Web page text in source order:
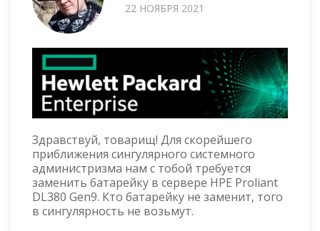
22 НОЯБРЯ 2021
Здравствуй, товарищ! Для скорейшего
приближения сингулярного системного
администризма нам с тобой требуется
заменить батарейку в сервере HPE Proliant
DL380 Gen9. Кто батарейку не заменит, того
в сингулярность не возьмут.